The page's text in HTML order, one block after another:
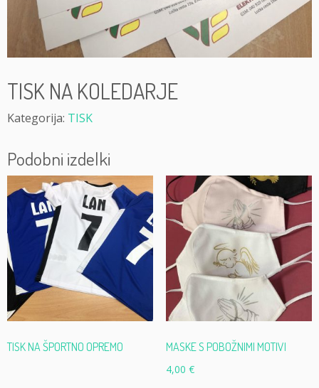
TISK NA KOLEDARJE
Kategorija: TISK
Podobni izdelki
TISK NA ŠPORTNO OPREMO MASKE S POBOŽNIMI MOTIVI
4,00 €